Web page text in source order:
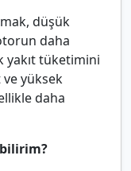
düşük
daha
yakıt tüketimini
ve yüksek
daha